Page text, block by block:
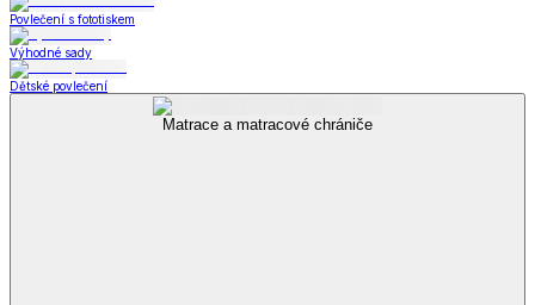
Povlečení s fototiskem
Výhodné sady
Dětské povlečení
Matrace a matracové chrániče